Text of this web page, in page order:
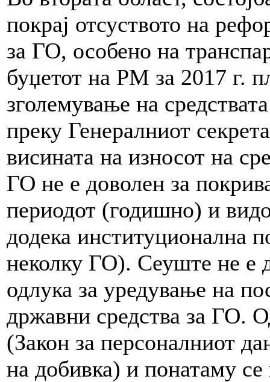
покрај отсуството на
за ГО, особено на
буџетот на РМ за 2017 г.
зголемување на
преку Генералниот
висината на износот на
ГО не е доволен за
периодот (годишно) и
додека институционална
неколку ГО). Сеуште не е
одлука за уредување на
државни средства за ГО.
(Закон за персоналниот
на добивка) и понатаму